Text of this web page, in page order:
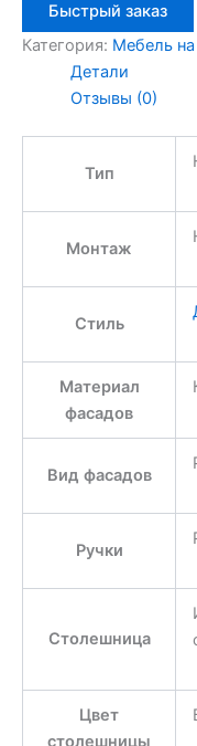
Быстрый заказ
Категория: Мебель на
Детали
Отзывы (0)
Тип
Монтаж
Стиль
Материал
фасадов
Вид фасадов
Ручки
Столешница
Цвет
столешницы